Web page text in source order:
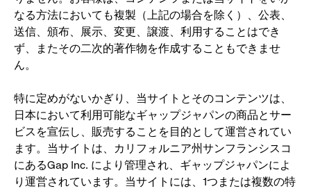
なる方法においても複製（上記の場合を除く）、公表、
送信、頒布、展示、変更、譲渡、利用することはでき
ず、またその二次的著作物を作成することもできませ
ん。
特に定めがないかぎり、当サイトとそのコンテンツは、
日本において利用可能なギャップジャパンの商品とサー
ビスを宣伝し、販売することを目的として運営されてい
ます。当サイトは、カリフォルニア州サンフランシスコ
にあるGap Inc. により管理され、ギャップジャパンによ
り運営されています。当サイトには、1つまたは複数の特